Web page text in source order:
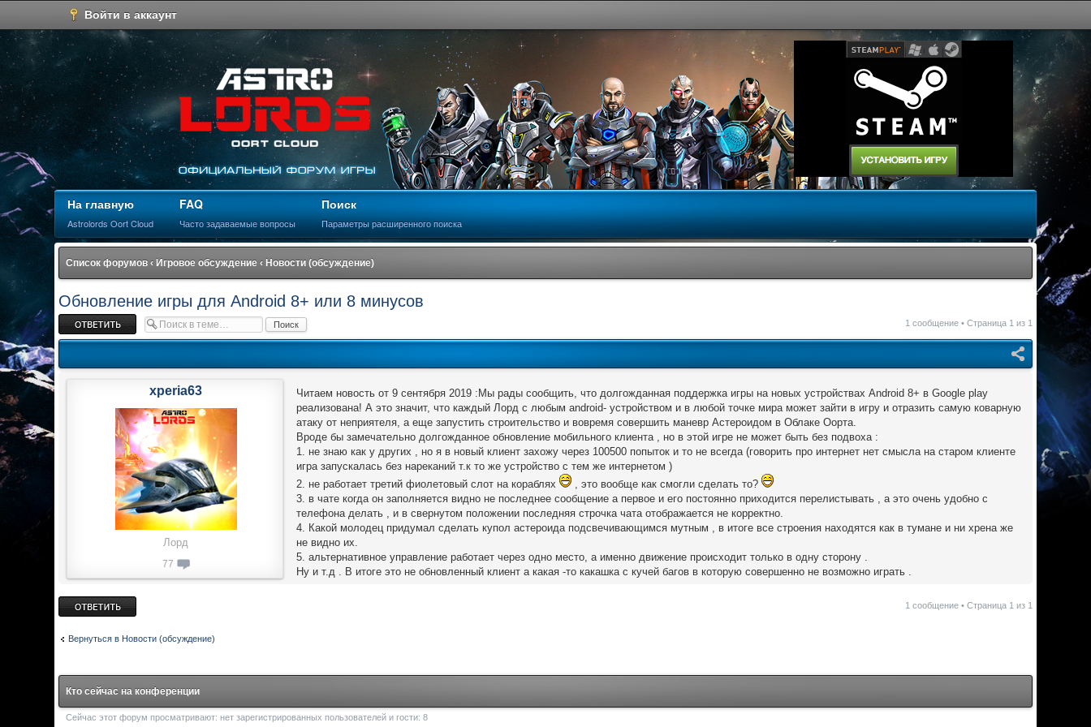
Войти в аккаунт
На главную
Astrolords Oort Cloud
FAQ
Часто задаваемые вопросы
Поиск
Параметры расширенного поиска
Список форумов ‹ Игровое обсуждение ‹ Новости (обсуждение)
Обновление игры для Android 8+ или 8 минусов
Ответить 1 сообщение • Страница 1 из 1
Читаем новость от 9 сентября 2019 :Мы рады сообщить, что долгожданная поддержка игры на новых устройствах Android 8+ в Google play
реализована! А это значит, что каждый Лорд с любым android- устройством и в любой точке мира может зайти в игру и отразить самую коварную
атаку от неприятеля, а еще запустить строительство и вовремя совершить маневр Астероидом в Облаке Оорта.
Вроде бы замечательно долгожданное обновление мобильного клиента , но в этой игре не может быть без подвоха :
1. не знаю как у других , но я в новый клиент захожу через 100500 попыток и то не всегда (говорить про интернет нет смысла на старом клиенте
игра запускалась без нареканий т.к то же устройство с тем же интернетом )
2. не работает третий фиолетовый слот на кораблях
, это вообще как смогли сделать то?
3. в чате когда он заполняется видно не последнее сообщение а первое и его постоянно приходится перелистывать , а это очень удобно с
телефона делать , и в свернутом положении последняя строчка чата отображается не корректно.
4. Какой молодец придумал сделать купол астероида подсвечивающимся мутным , в итоге все строения находятся как в тумане и ни хрена же
не видно их.
5. альтернативное управление работает через одно место, а именно движение происходит только в одну сторону .
Ну и т.д . В итоге это не обновленный клиент а какая -то какашка с кучей багов в которую совершенно не возможно играть .
xperia63
Лорд
77
Ответить 1 сообщение • Страница 1 из 1
Вернуться в Новости (обсуждение)
Кто сейчас на конференции
Сейчас этот форум просматривают: нет зарегистрированных пользователей и гости: 8